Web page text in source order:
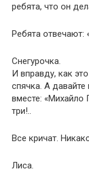
ребята, что он
Ребята отвечают:
Снегурочка.
И вправду, как
спячка. А
вместе: «Михайло
три!..
Все кричат.
Лиса.